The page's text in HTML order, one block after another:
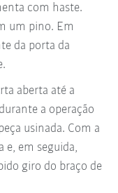
com haste.
um pino. Em
da porta da
aberta até a
a operação
usinada. Com a
e, em seguida,
giro do braço de